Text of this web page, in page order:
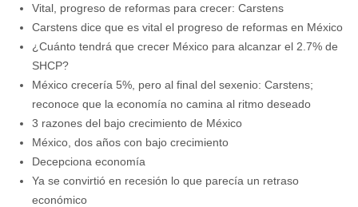
Vital, progreso de reformas para crecer: Carstens
Carstens dice que es vital el progreso de reformas en México
¿Cuánto tendrá que crecer México para alcanzar el 2.7% de
SHCP?
México crecería 5%, pero al final del sexenio: Carstens;
reconoce que la economía no camina al ritmo deseado
3 razones del bajo crecimiento de México
México, dos años con bajo crecimiento
Decepciona economía
Ya se convirtió en recesión lo que parecía un retraso
económico